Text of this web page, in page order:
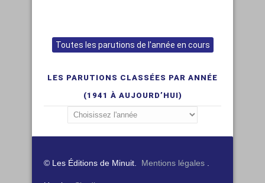
Toutes les parutions de l'année en cours
LES PARUTIONS CLASSÉES PAR ANNÉE
(1941 À AUJOURD’HUI)
© Les Éditions de Minuit. Mentions légales